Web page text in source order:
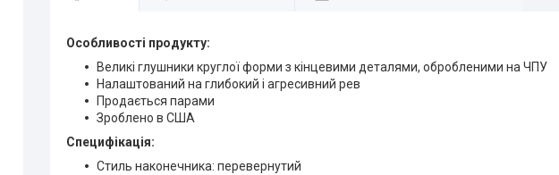
Особливості продукту:
Великі глушники круглої форми з кінцевими деталями, обробленими на ЧПУ
Налаштований на глибокий і агресивний рев
Продається парами
Зроблено в США
Специфікація:
Стиль наконечника: перевернутий